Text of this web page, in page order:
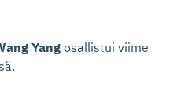
Yangosallistui viime